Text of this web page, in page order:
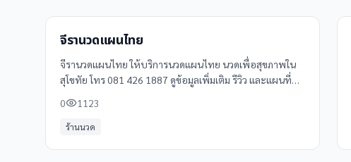
จีรานวดแผนไทย
จีรานวดแผนไทย ให้บริการนวดแผนไทย นวดเพื่อสุขภาพใน
สุโขทัย โทร 081 426 1887 ดูข้อมูลเพิ่มเติม รีวิว และแผนที่
0 1123
ร้านนวด